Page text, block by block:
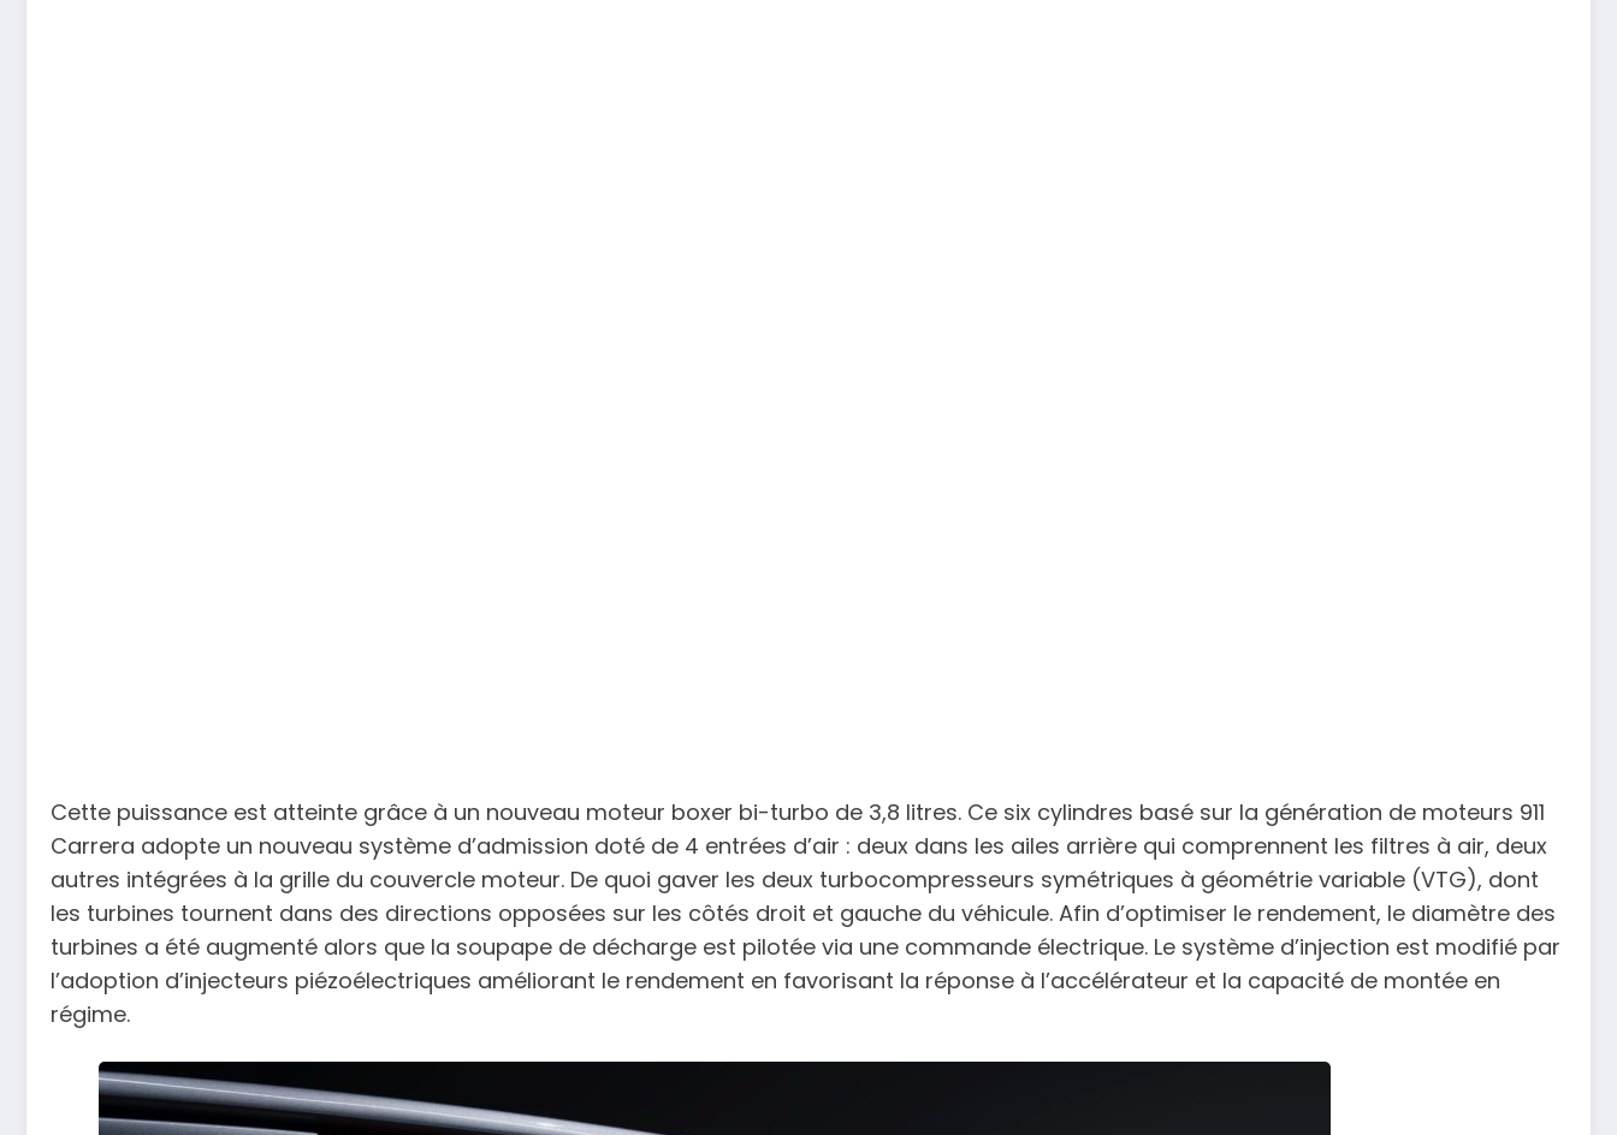
Cette puissance est atteinte grâce à un nouveau moteur boxer bi-turbo de 3,8 litres. Ce six cylindres basé sur la génération de moteurs 911
Carrera adopte un nouveau système d’admission doté de 4 entrées d’air : deux dans les ailes arrière qui comprennent les filtres à air, deux
autres intégrées à la grille du couvercle moteur. De quoi gaver les deux turbocompresseurs symétriques à géométrie variable (VTG), dont
les turbines tournent dans des directions opposées sur les côtés droit et gauche du véhicule. Afin d’optimiser le rendement, le diamètre des
turbines a été augmenté alors que la soupape de décharge est pilotée via une commande électrique. Le système d’injection est modifié par
l’adoption d’injecteurs piézoélectriques améliorant le rendement en favorisant la réponse à l’accélérateur et la capacité de montée en
régime.